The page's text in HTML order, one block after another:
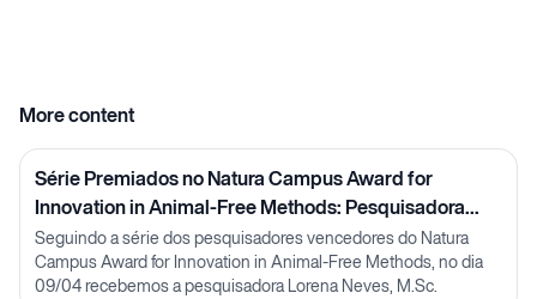
More content
Série Premiados no Natura Campus Award for
Innovation in Animal-Free Methods: Pesquisadora
Lorena Neves
Seguindo a série dos pesquisadores vencedores do Natura
Campus Award for Innovation in Animal-Free Methods, no dia
09/04 recebemos a pesquisadora Lorena Neves, M.Sc.